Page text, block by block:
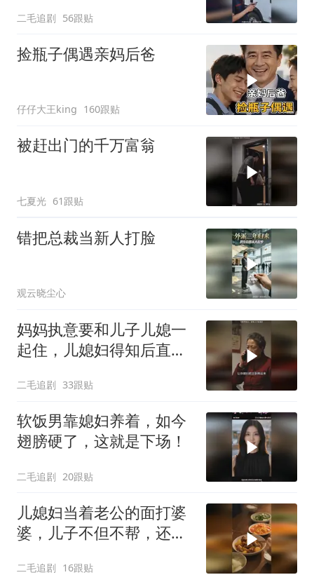
二毛追剧 56跟贴
捡瓶子偶遇亲妈后爸
仔仔大王king 160跟贴
被赶出门的千万富翁
七夏光 61跟贴
错把总裁当新人打脸
观云晓尘心
妈妈执意要和儿子儿媳一
起住，儿媳妇得知后直接
二毛追剧 33跟贴
软饭男靠媳妇养着，如今
翅膀硬了，这就是下场！
二毛追剧 20跟贴
儿媳妇当着老公的面打婆
婆，儿子不但不帮，还助
二毛追剧 16跟贴